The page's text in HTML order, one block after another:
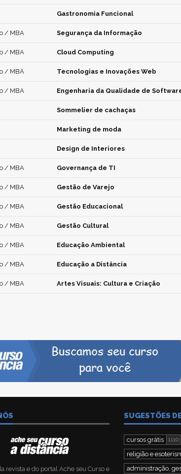
Gastronomia Funcional
/ MBA Segurança da Informação
/ MBA Cloud Computing
/ MBA Tecnologias e Inovações Web
/ MBA Engenharia da Qualidade de
Sommelier de cachaças
Marketing de moda
Design de Interiores
/ MBA Governança de TI
/ MBA Gestão de Varejo
/ MBA Gestão Educacional
/ MBA Gestão Cultural
/ MBA Educação Ambiental
/ MBA Educação a Distância
/ MBA Artes Visuais: Cultura e Criação
revista e do portal Ache seu Curso e
SUGESTÕES
cursos grátis 1110
religião e
administração,